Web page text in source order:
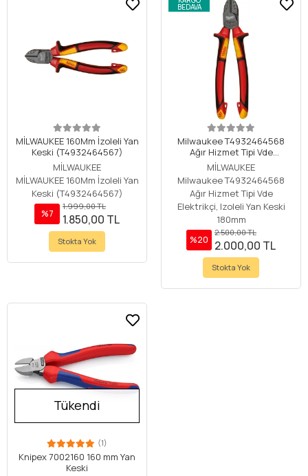
MİLWAUKEE 160Mm İzoleli Yan
Keski (T4932464567)
MİLWAUKEE
MİLWAUKEE 160Mm İzoleli Yan
Keski (T4932464567)
%7
1.999,00 TL
1.850,00 TL
Stokta Yok
BEDAVA
Milwaukee T4932464568
Ağır Hizmet Tipi Vde
Elektrikçi, Izoleli Yan Keski
180mm
MİLWAUKEE
Milwaukee T4932464568
Ağır Hizmet Tipi Vde
Elektrikçi, Izoleli Yan Keski
180mm
%20
2.500,00 TL
2.000,00 TL
Stokta Yok
Tükendi
(1)
Knipex 7002160 160 mm Yan
Keski